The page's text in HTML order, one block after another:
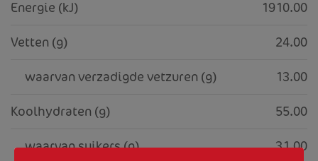
Energie (kJ) 1910.00
Vetten (g) 24.00
     waarvan verzadigde vetzuren (g)
13.00
Koolhydraten (g) 55.00
     waarvan suikers (g)
31.00